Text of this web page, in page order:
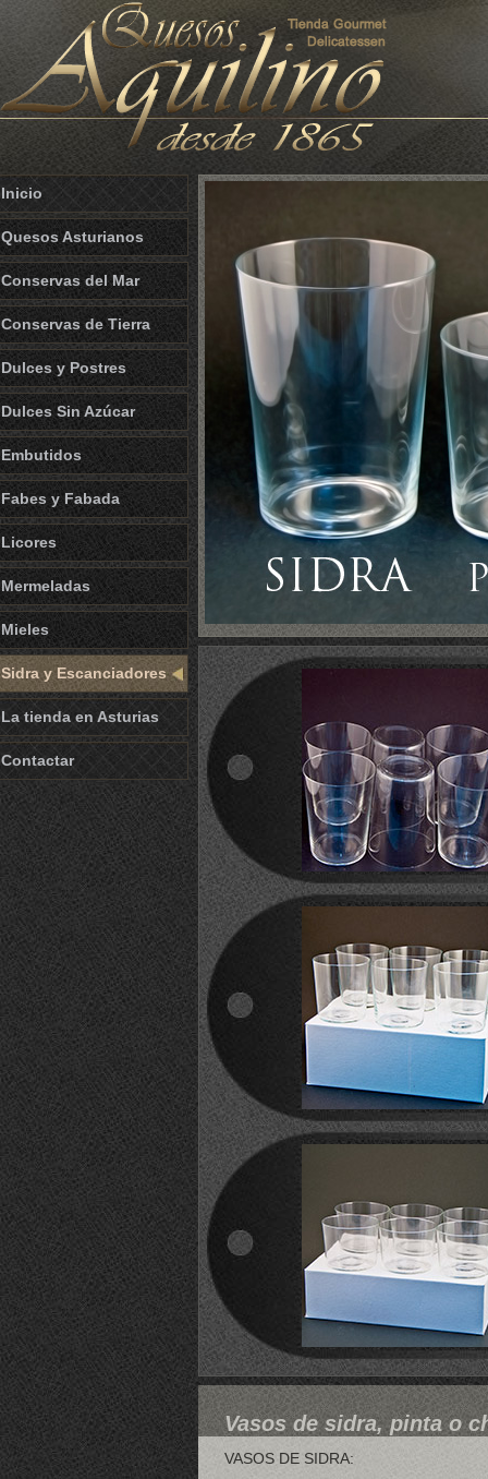
Vasos de sidra, pinta o
VASOS DE SIDRA:
Inicio
Quesos Asturianos
Conservas del Mar
Conservas de Tierra
Dulces y Postres
Dulces Sin Azúcar
Embutidos
Fabes y Fabada
Licores
Mermeladas
Mieles
Sidra y Escanciadores
La tienda en Asturias
Contactar